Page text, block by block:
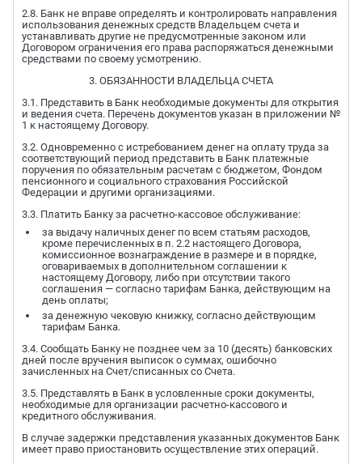
2.8. Банк не вправе определять и контролировать направления
использования денежных средств Владельцем счета и
устанавливать другие не предусмотренные законом или
Договором ограничения его права распоряжаться денежными
средствами по своему усмотрению.
3. ОБЯЗАННОСТИ ВЛАДЕЛЬЦА СЧЕТА
3.1. Представить в Банк необходимые документы для открытия
и ведения счета. Перечень документов указан в приложении №
1 к настоящему Договору.
3.2. Одновременно с истребованием денег на оплату труда за
соответствующий период представить в Банк платежные
поручения по обязательным расчетам с бюджетом, Фондом
пенсионного и социального страхования Российской
Федерации и другими организациями.
3.3. Платить Банку за расчетно-кассовое обслуживание:
за выдачу наличных денег по всем статьям расходов,
кроме перечисленных в п. 2.2 настоящего Договора,
комиссионное вознаграждение в размере и в порядке,
оговариваемых в дополнительном соглашении к
настоящему Договору, либо при отсутствии такого
соглашения — согласно тарифам Банка, действующим на
день оплаты;
за денежную чековую книжку, согласно действующим
тарифам Банка.
3.4. Сообщать Банку не позднее чем за 10 (десять) банковских
дней после вручения выписок о суммах, ошибочно
зачисленных на Счет/списанных со Счета.
3.5. Представлять в Банк в условленные сроки документы,
необходимые для организации расчетно-кассового и
кредитного обслуживания.
В случае задержки представления указанных документов Банк
имеет право приостановить осуществление этих операций.